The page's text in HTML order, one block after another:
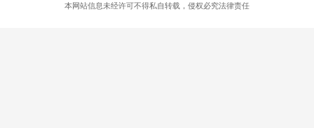
本网站信息未经许可不得私自转载，侵权必究法律责任